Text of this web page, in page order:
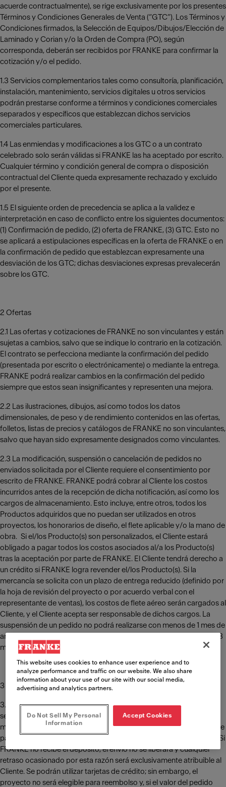
acuerde contractualmente), se rige exclusivamente por los presentes
Términos y Condiciones Generales de Venta (“GTC”). Los Términos y
Condiciones firmados, la Selección de Equipos/Dibujos/Elección de
Laminado y Corian y/o la Orden de Compra (PO), según
corresponda, deberán ser recibidos por FRANKE para confirmar la
cotización y/o el pedido.
1.3 Servicios complementarios tales como consultoría, planificación,
instalación, mantenimiento, servicios digitales u otros servicios
podrán prestarse conforme a términos y condiciones comerciales
separados y específicos que establezcan dichos servicios
comerciales particulares.
1.4 Las enmiendas y modificaciones a los GTC o a un contrato
celebrado solo serán válidas si FRANKE las ha aceptado por escrito.
Cualquier término y condición general de compra o disposición
contractual del Cliente queda expresamente rechazado y excluido
por el presente.
1.5 El siguiente orden de precedencia se aplica a la validez e
interpretación en caso de conflicto entre los siguientes documentos:
(1) Confirmación de pedido, (2) oferta de FRANKE, (3) GTC. Esto no
se aplicará a estipulaciones específicas en la oferta de FRANKE o en
la confirmación de pedido que establezcan expresamente una
desviación de los GTC; dichas desviaciones expresas prevalecerán
sobre los GTC.
2 Ofertas
2.1 Las ofertas y cotizaciones de FRANKE no son vinculantes y están
sujetas a cambios, salvo que se indique lo contrario en la cotización.
El contrato se perfecciona mediante la confirmación del pedido
(presentada por escrito o electrónicamente) o mediante la entrega.
FRANKE podrá realizar cambios en la confirmación del pedido
siempre que estos sean insignificantes y representen una mejora.
2.2 Las ilustraciones, dibujos, así como todos los datos
dimensionales, de peso y de rendimiento contenidos en las ofertas,
folletos, listas de precios y catálogos de FRANKE no son vinculantes,
salvo que hayan sido expresamente designados como vinculantes.
2.3 La modificación, suspensión o cancelación de pedidos no
enviados solicitada por el Cliente requiere el consentimiento por
escrito de FRANKE. FRANKE podrá cobrar al Cliente los costos
incurridos antes de la recepción de dicha notificación, así como los
cargos de almacenamiento. Esto incluye, entre otros, todos los
Productos adquiridos que no puedan ser utilizados en otros
proyectos, los honorarios de diseño, el flete aplicable y/o la mano de
obra. Si el/los Producto(s) son personalizados, el Cliente estará
obligado a pagar todos los costos asociados al/a los Producto(s)
tras la aceptación por parte de FRANKE. El Cliente tendrá derecho a
un crédito si FRANKE logra revender el/los Producto(s). Si la
mercancía se solicita con un plazo de entrega reducido (definido por
la hoja de revisión del proyecto o por acuerdo verbal con el
representante de ventas), los costos de flete aéreo serán cargados al
Cliente, y el Cliente acepta ser responsable de dichos cargos. La
suspensión de un pedido no podrá realizarse con menos de 1 mes de
antelación a la fecha de envío programada y no podrá exceder los 3
meses.
3 Pagos
3.1 FRANKE deberá recibir las condiciones de pago con depósito,
según se especifica en la factura de depósito/pago anticipado a
más tardar 21 días antes de la fecha de envío requerida por el Cliente
para ser elegible para el reembolso y/o evitar demoras en el envío. Si
FRANKE no recibe el depósito, el envío no se liberará y cualquier
retraso ocasionado por esta razón será exclusivamente atribuible al
Cliente. Se podrán utilizar tarjetas de crédito; sin embargo, el
proyecto no será elegible para reembolso y, si el valor del pedido
This website uses cookies to enhance user experience and to
analyze performance and traffic on our website. We also share
information about your use of our site with our social media,
advertising and analytics partners.
Do Not Sell My Personal
Information
Accept Cookies